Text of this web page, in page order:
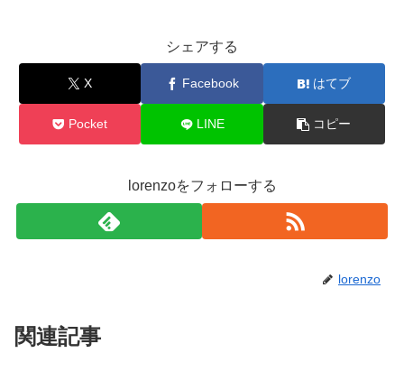
シェアする
X Facebook はてブ
Pocket LINE コピー
lorenzoをフォローする
lorenzo
関連記事